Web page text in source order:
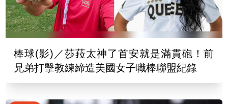
棒球(影)／莎菈太神了首安就是滿貫砲！前
兄弟打擊教練締造美國女子職棒聯盟紀錄